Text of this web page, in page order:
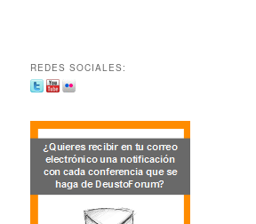
REDES SOCIALES: